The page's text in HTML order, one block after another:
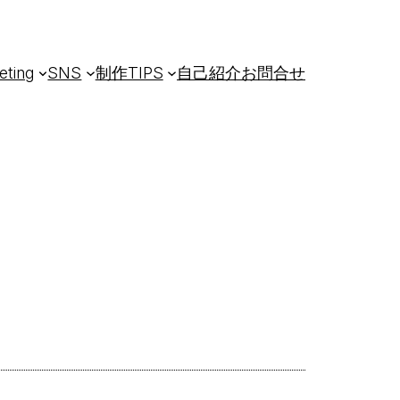
SNS 制作TIPS 自己紹介お問合せ